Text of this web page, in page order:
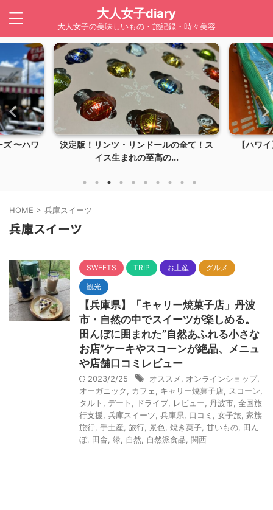
大人女子diary
大人女子の美味しいもの・旅記録・時々美容
〜ハワ
決定版！リンツ・リンドールの全て！ス
イス生まれの至高の...
【ハワ
HOME > 兵庫スイーツ
兵庫スイーツ
SWEETS TRIP お土産 グルメ
観光
【兵庫県】「キャリー焼菓子店」丹波
市・自然の中でスイーツが楽しめる。
田んぼに囲まれた”自然あふれる小さな
お店”ケーキやスコーンが絶品、メニュ
や店舗口コミレビュー
2023/2/25 オススメ オンラインショップ,
オーガニック
カフェ キャリー焼菓子店 スコーン
タルト
デート ドライブ レビュー 丹波市 全国旅
行支援 兵庫スイーツ 兵庫県 口コミ 女子旅 家族
旅行 手土産 旅行 景色 焼き菓子 甘いもの 田ん
ぼ, 田舎 緑 自然 自然派食品 関西